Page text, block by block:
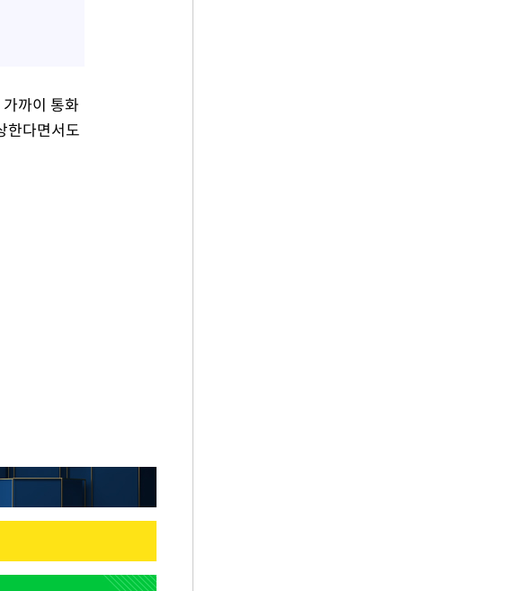
까이 통화
한다면서도